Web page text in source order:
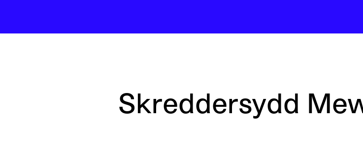
Skreddersydd